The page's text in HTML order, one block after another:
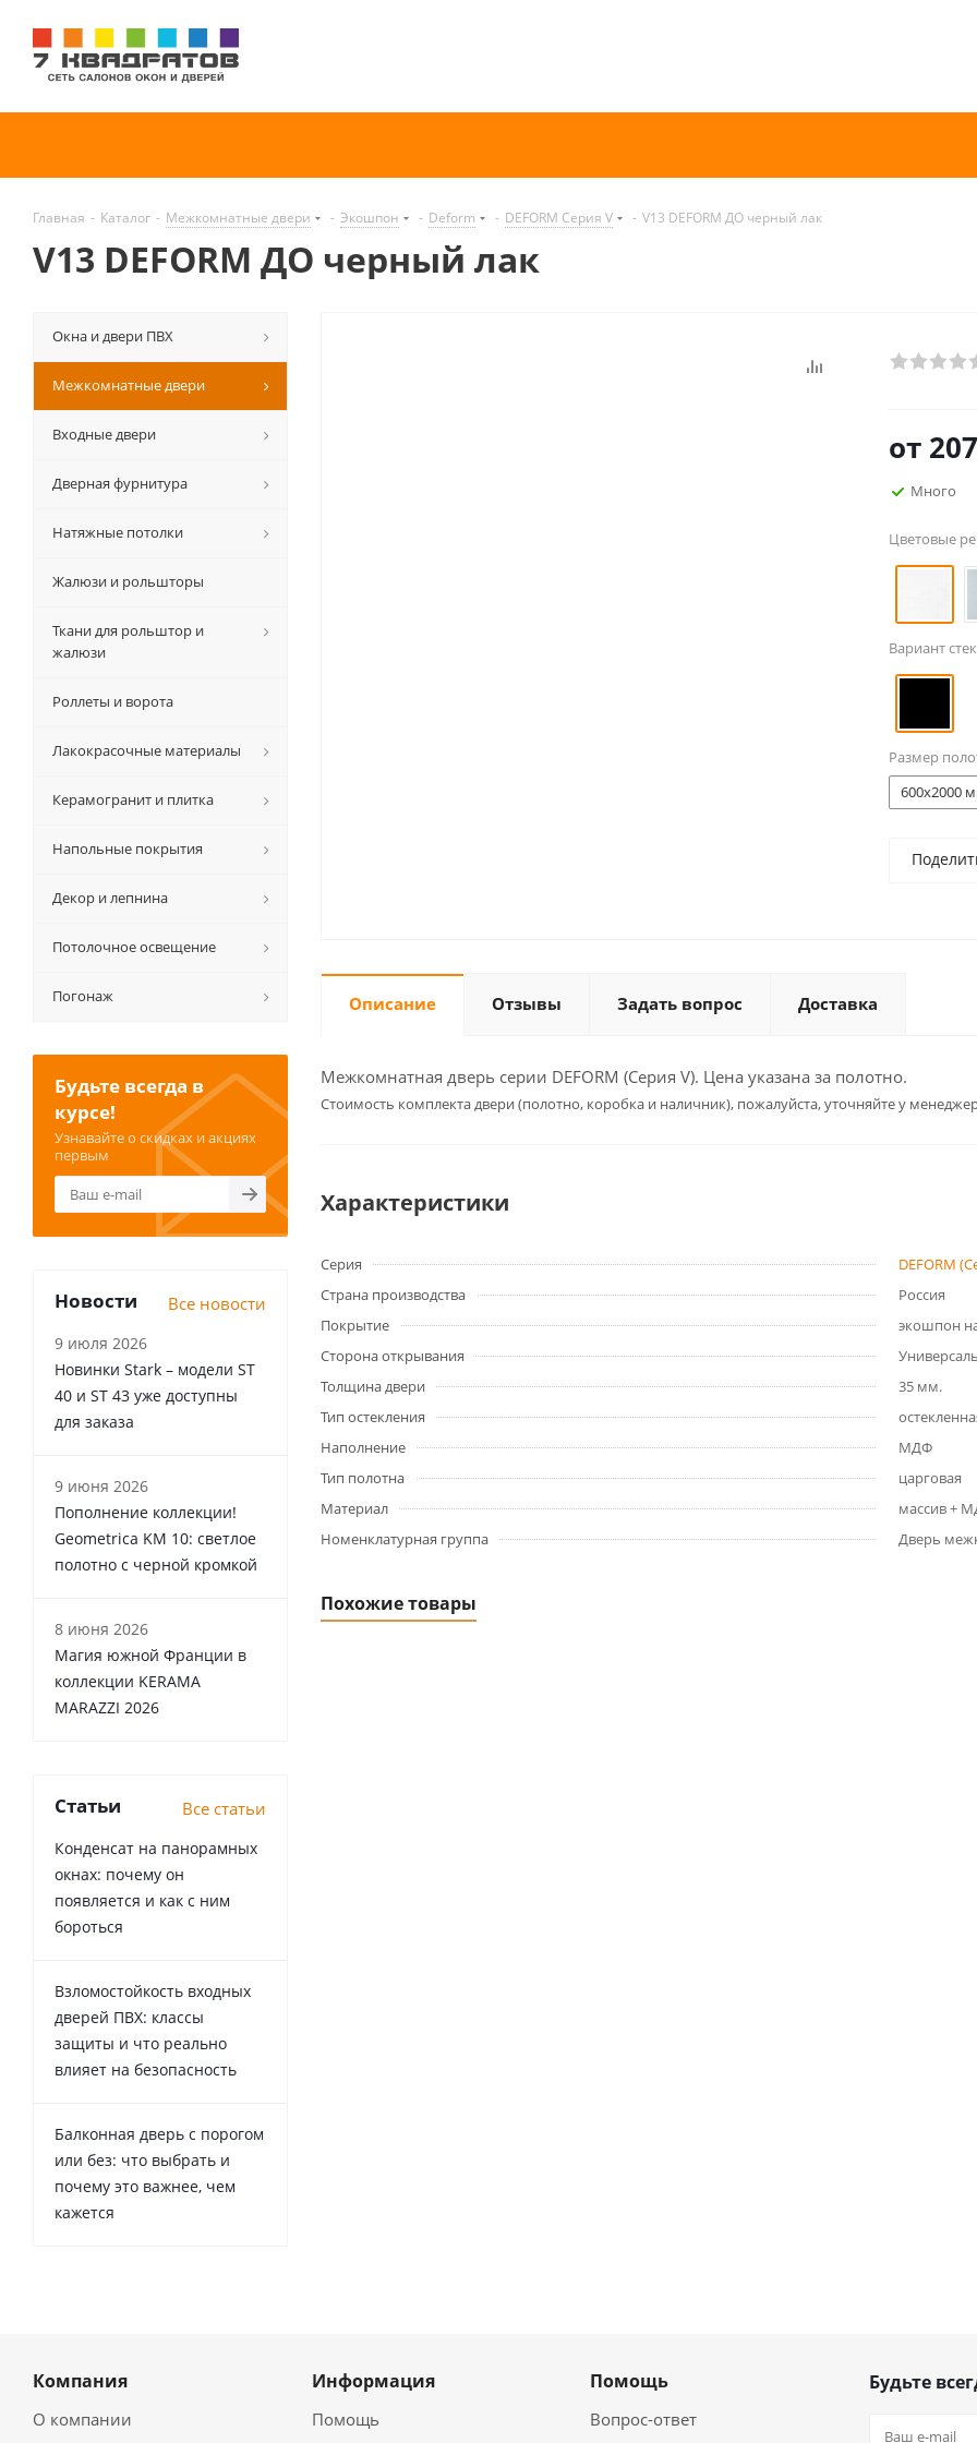
Главная - Каталог - Межкомнатные двери - Экошпон - Deform - DEFORM Серия V - V13 DEFORM ДО черный лак
V13 DEFORM ДО черный лак
от
Много
Цветовые
Вариант
Размер
600x2000
Описание Отзывы Задать вопрос Доставка
Межкомнатная дверь серии DEFORM (Серия V). Цена указана за полотно.
Cтоимость комплекта двери (полотно, коробка и наличник), пожалуйста, уточняйте у
Характеристики
Серия
DEFORM
Страна производства
Россия
Покрытие
экошпон
Сторона открывания
Толщина двери
35 мм.
Тип остекления
Наполнение
МДФ
Тип полотна
царговая
Материал
массив +
Номенклатурная группа
Дверь
Похожие товары
Окна и двери ПВХ
Межкомнатные двери
Входные двери
Дверная фурнитура
Натяжные потолки
Жалюзи и рольшторы
Ткани для рольштор и
жалюзи
Роллеты и ворота
Лакокрасочные материалы
Керамогранит и плитка
Напольные покрытия
Декор и лепнина
Потолочное освещение
Погонаж
Будьте всегда в
курсе!
Узнавайте о скидках и акциях
первым
Новости Все новости
9 июля 2026
Новинки Stark – модели ST
40 и ST 43 уже доступны
для заказа
9 июня 2026
Пополнение коллекции!
Geometrica KM 10: светлое
полотно с черной кромкой
8 июня 2026
Магия южной Франции в
коллекции KERAMA
MARAZZI 2026
Статьи Все статьи
Конденсат на панорамных
окнах: почему он
появляется и как с ним
бороться
Взломостойкость входных
дверей ПВХ: классы
защиты и что реально
влияет на безопасность
Балконная дверь с порогом
или без: что выбрать и
почему это важнее, чем
кажется
Компания
О компании
Информация
Помощь
Помощь
Вопрос-ответ
Будьте